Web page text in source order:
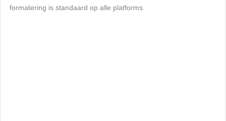
formatering is standaard op alle platforms.